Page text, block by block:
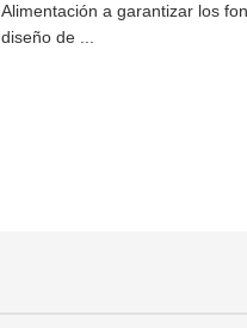
Alimentación a garantizar los
diseño de ...